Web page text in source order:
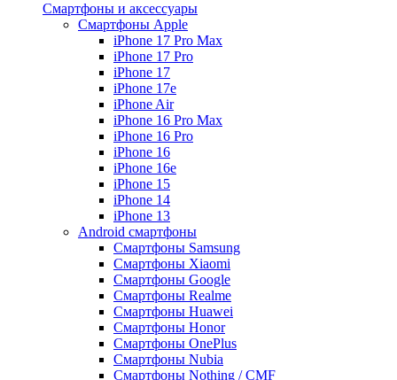
Смартфоны и аксессуары
Смартфоны Apple
iPhone 17 Pro Max
iPhone 17 Pro
iPhone 17
iPhone 17e
iPhone Air
iPhone 16 Pro Max
iPhone 16 Pro
iPhone 16
iPhone 16e
iPhone 15
iPhone 14
iPhone 13
Android cмартфоны
Смартфоны Samsung
Смартфоны Xiaomi
Смартфоны Google
Смартфоны Realme
Смартфоны Huawei
Смартфоны Honor
Смартфоны OnePlus
Смартфоны Nubia
Смартфоны Nothing / CMF